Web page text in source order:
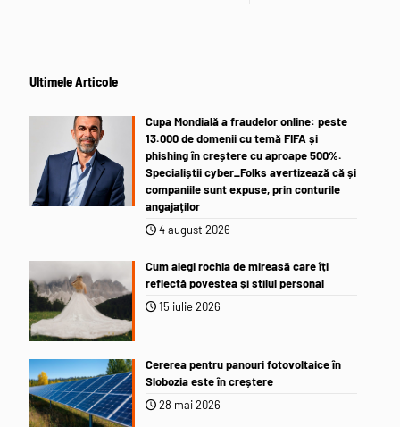
Ultimele Articole
Cupa Mondială a fraudelor online: peste
13.000 de domenii cu temă FIFA și
phishing în creștere cu aproape 500%.
Specialiștii cyber_Folks avertizează că și
companiile sunt expuse, prin conturile
angajaților
4 august 2026
Cum alegi rochia de mireasă care îți
reflectă povestea și stilul personal
15 iulie 2026
Cererea pentru panouri fotovoltaice în
Slobozia este în creștere
28 mai 2026